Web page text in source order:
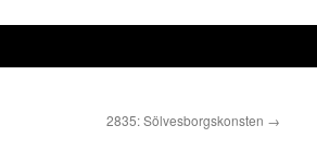
2835: Sölvesborgskonsten →